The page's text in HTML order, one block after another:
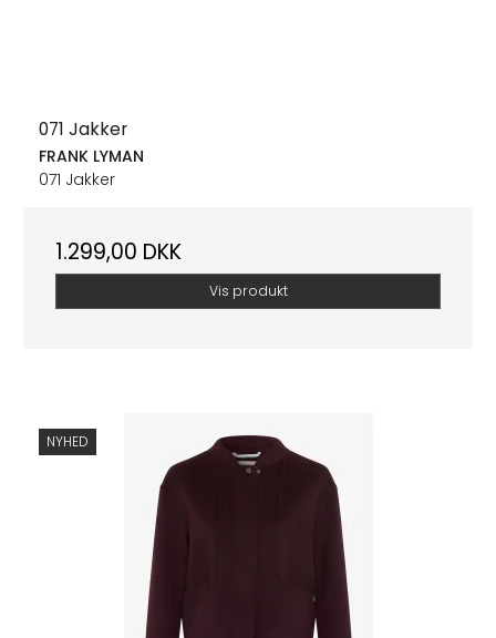
071 Jakker
FRANK LYMAN
071 Jakker
1.299,00 DKK
Vis produkt
NYHED